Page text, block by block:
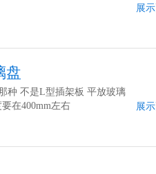
展
盘
种 不是L型插架板 平放玻璃
在400mm左右
展